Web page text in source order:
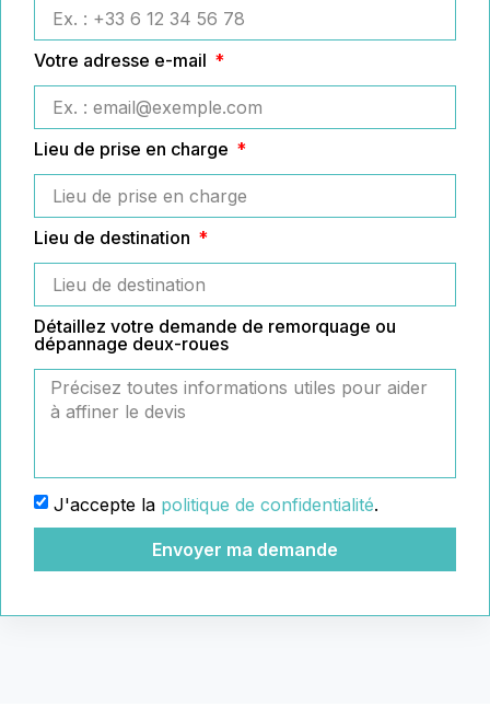
Votre adresse e-mail
Lieu de prise en charge
Lieu de destination
Détaillez votre demande de remorquage ou
dépannage deux-roues
J'accepte la politique de confidentialité.
Envoyer ma demande